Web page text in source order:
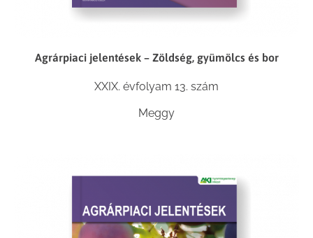
Agrárpiaci jelentések – Zöldség, gyümölcs és bor
XXIX. évfolyam 13. szám
Meggy